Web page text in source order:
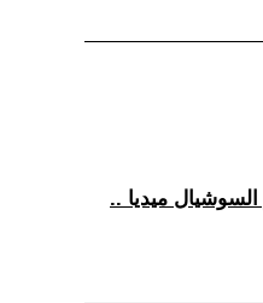
السوشيال ميديا ..